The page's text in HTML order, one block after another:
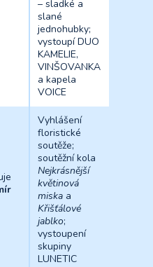
– sladké a
slané
jednohubky;
vystoupí DUO
KAMELIE,
VINŠOVANKA
a kapela
VOICE
Vyhlášení
floristické
soutěže;
soutěžní kola
Nejkrásnější
květinová
miska a
Křišťálové
jablko;
vystoupení
skupiny
LUNETIC